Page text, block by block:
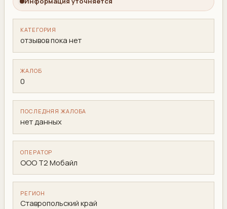
КАТЕГОРИЯ
отзывов пока нет
ЖАЛОБ
0
ПОСЛЕДНЯЯ ЖАЛОБА
нет данных
ОПЕРАТОР
ООО Т2 Мобайл
РЕГИОН
Ставропольский край